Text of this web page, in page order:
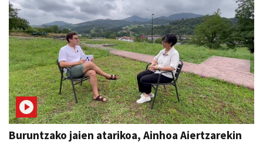
Buruntzako jaien atarikoa, Ainhoa Aiertzarekin